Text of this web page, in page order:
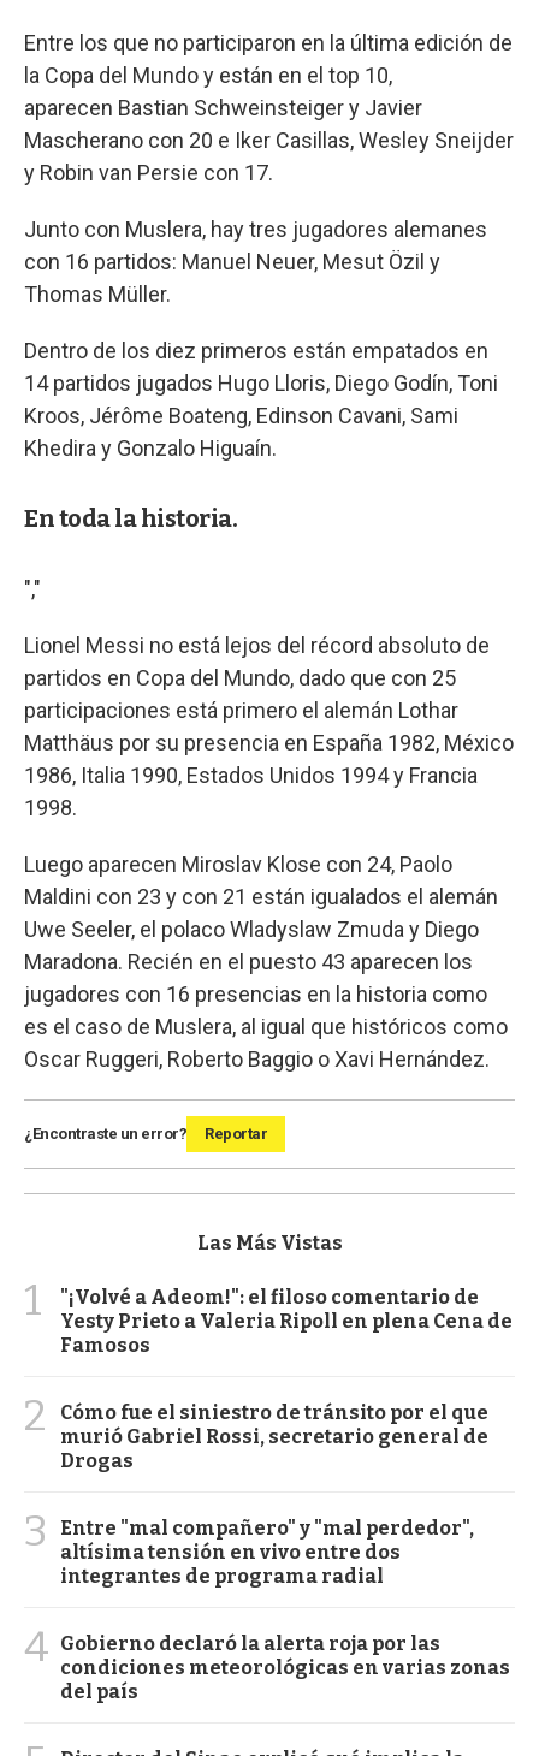
Entre los que no participaron en la última edición de
la Copa del Mundo y están en el top 10,
aparecen Bastian Schweinsteiger y Javier
Mascherano con 20 e Iker Casillas, Wesley Sneijder
y Robin van Persie con 17.
Junto con Muslera, hay tres jugadores alemanes
con 16 partidos: Manuel Neuer, Mesut Özil y
Thomas Müller.
Dentro de los diez primeros están empatados en
14 partidos jugados Hugo Lloris, Diego Godín, Toni
Kroos, Jérôme Boateng, Edinson Cavani, Sami
Khedira y Gonzalo Higuaín.
En toda la historia.
","
Lionel Messi no está lejos del récord absoluto de
partidos en Copa del Mundo, dado que con 25
participaciones está primero el alemán Lothar
Matthäus por su presencia en España 1982, México
1986, Italia 1990, Estados Unidos 1994 y Francia
1998.
Luego aparecen Miroslav Klose con 24, Paolo
Maldini con 23 y con 21 están igualados el alemán
Uwe Seeler, el polaco Wladyslaw Zmuda y Diego
Maradona. Recién en el puesto 43 aparecen los
jugadores con 16 presencias en la historia como
es el caso de Muslera, al igual que históricos como
Oscar Ruggeri, Roberto Baggio o Xavi Hernández.
¿Encontraste un error? Reportar
Las Más Vistas
1
"¡Volvé a Adeom!": el filoso comentario de
Yesty Prieto a Valeria Ripoll en plena Cena de
Famosos
2
Cómo fue el siniestro de tránsito por el que
murió Gabriel Rossi, secretario general de
Drogas
3
Entre "mal compañero" y "mal perdedor",
altísima tensión en vivo entre dos
integrantes de programa radial
4 Gobierno declaró la alerta roja por las
condiciones meteorológicas en varias zonas
del país